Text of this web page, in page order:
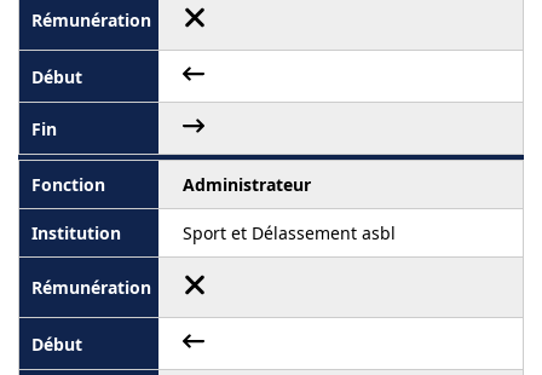
Administrateur
Sport et Délassement asbl